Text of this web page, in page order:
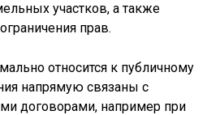
участков, а также
прав.
относится к публичному
напрямую связаны с
договорами, например при